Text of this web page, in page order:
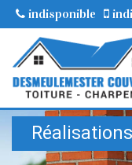
indisponible
Réalisations